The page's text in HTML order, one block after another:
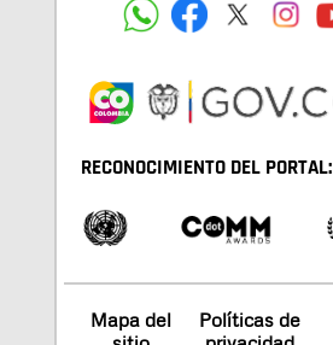
RECONOCIMIENTO DEL PORTAL:
Mapa del
Políticas de